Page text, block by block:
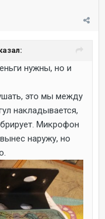
нужны, но и
это мы между
накладывается,
Микрофон
наружу, но